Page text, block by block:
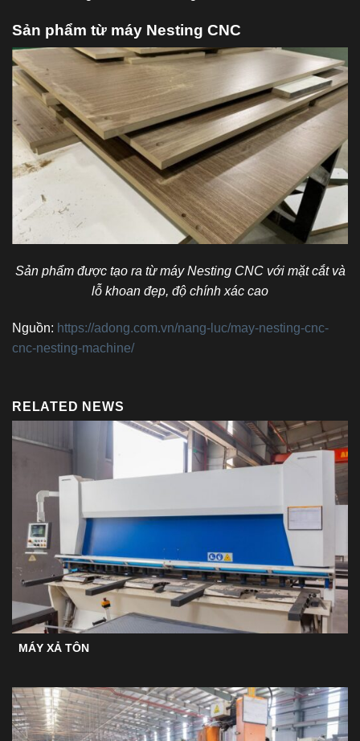
Sản phẩm từ máy Nesting CNC
Sản phẩm được tạo ra từ máy Nesting CNC với mặt cắt và
lỗ khoan đẹp, độ chính xác cao
Nguồn: https://adong.com.vn/nang-luc/may-nesting-cnc-
cnc-nesting-machine/
RELATED NEWS
MÁY XẢ TÔN